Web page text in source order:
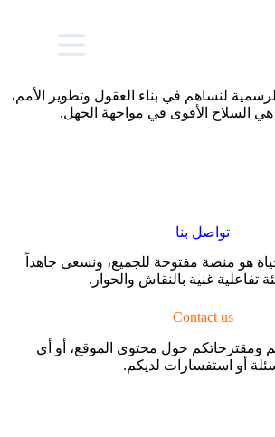
لنساهم في بناء العقول وتطوير الأمم،
هي السلاح الأقوى في مواجهة الجهل.
تواصل بنا
هو منصة مفتوحة للجميع، ونسعى جاهداً
تفاعلية غنية بالنقاش والحوار.
Contact us
ومقترحاتكم حول محتوى الموقع، أو أي
أو استفسارات لديكم.